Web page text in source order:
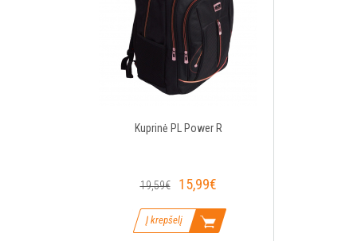
Kuprinė PL Power R
19,59€ 15,99€
Į krepšelį